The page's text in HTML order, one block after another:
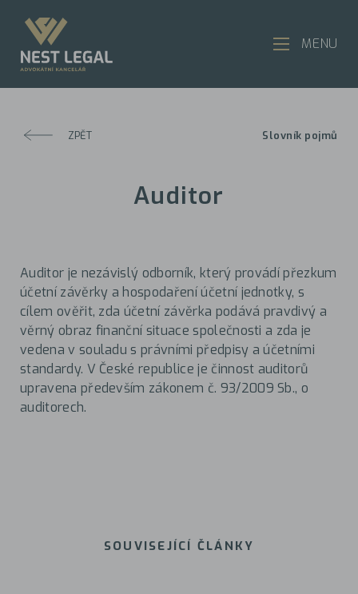
ZPĚT Slovník pojmů
Auditor
Auditor je nezávislý odborník, který provádí přezkum
účetní závěrky a hospodaření účetní jednotky, s
cílem ověřit, zda účetní závěrka podává pravdivý a
věrný obraz finanční situace společnosti a zda je
vedena v souladu s právními předpisy a účetními
standardy. V České republice je činnost auditorů
upravena především zákonem č. 93/2009 Sb., o
auditorech.
SOUVISEJÍCÍ ČLÁNKY
MENU